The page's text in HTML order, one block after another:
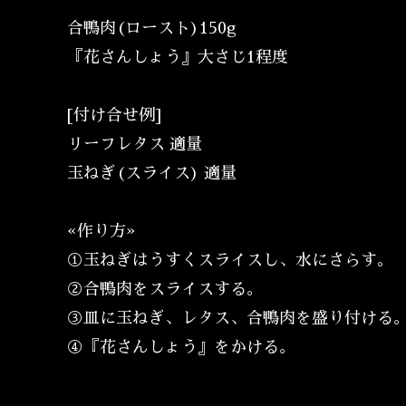
合鴨肉(ロースト)150g
『花さんしょう』大さじ1程度
[付け合せ例]
リーフレタス 適量
玉ねぎ(スライス) 適量
«作り方»
①玉ねぎはうすくスライスし、水にさらす。
②合鴨肉をスライスする。
③皿に玉ねぎ、レタス、合鴨肉を盛り付ける
④『花さんしょう』をかける。